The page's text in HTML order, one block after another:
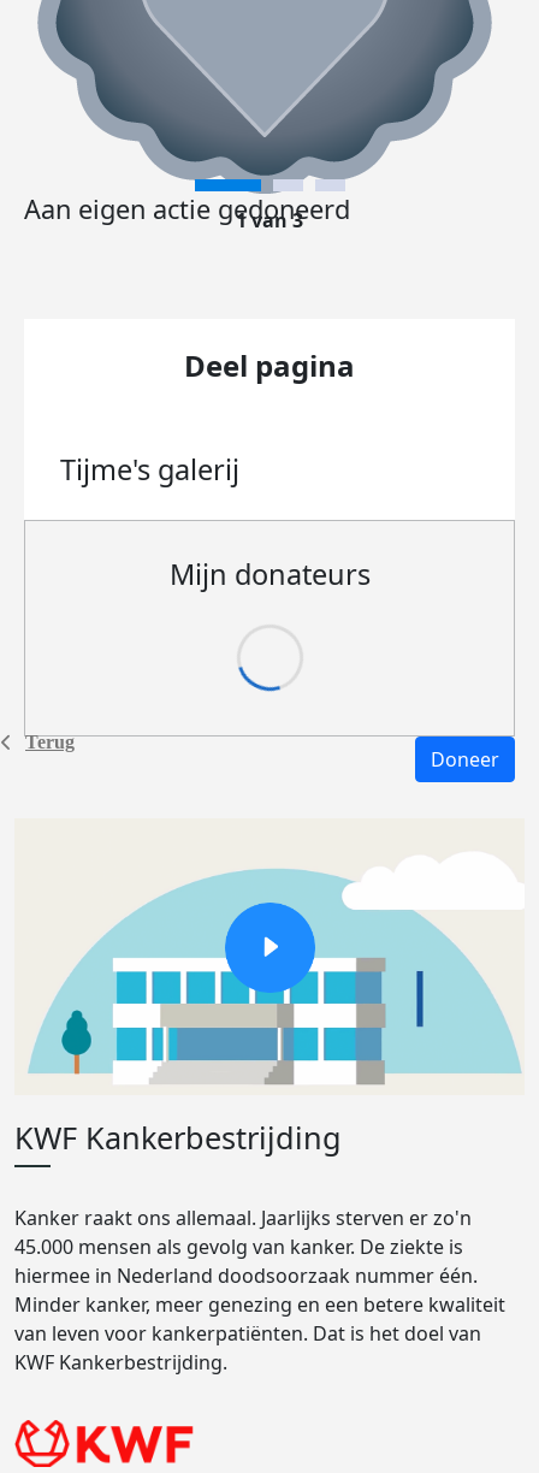
Terug
Aan eigen actie gedoneerd
1 van 3
Deel pagina
Tijme's galerij
Mijn donateurs
Doneer
KWF Kankerbestrijding
Kanker raakt ons allemaal. Jaarlijks sterven er zo'n
45.000 mensen als gevolg van kanker. De ziekte is
hiermee in Nederland doodsoorzaak nummer één.
Minder kanker, meer genezing en een betere kwaliteit
van leven voor kankerpatiënten. Dat is het doel van
KWF Kankerbestrijding.